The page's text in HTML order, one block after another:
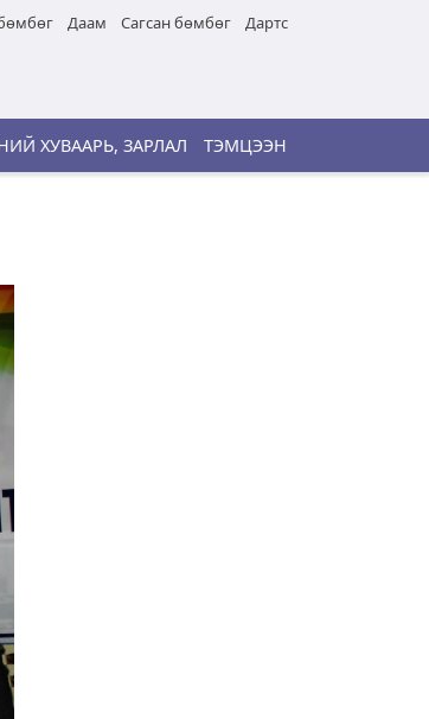
Даам Сагсан бөмбөг Дартс
ХУВААРЬ, ЗАРЛАЛ ТЭМЦЭЭН